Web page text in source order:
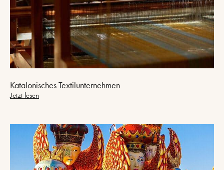
Katalonisches Textilunternehmen
Jetzt lesen